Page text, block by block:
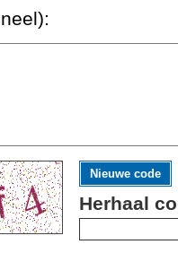
Nieuwe code
Herhaal